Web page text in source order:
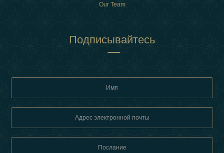
Our Team
Подписывайтесь